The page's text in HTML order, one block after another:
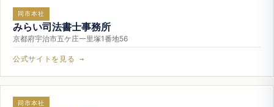
同市本社
みらい司法書士事務所
京都府宇治市五ケ庄一里塚1番地56
公式サイトを見る →
同市本社